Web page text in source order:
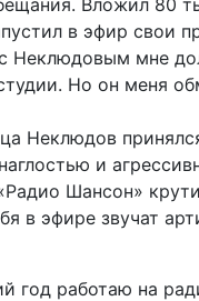
Вложил 80
в эфир свои
Неклюдовым мне
Но он меня
Неклюдов
и
Шансон»
в эфире звучат
год работаю на